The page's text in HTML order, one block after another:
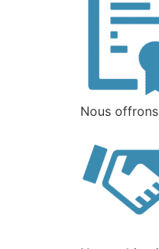
Nous